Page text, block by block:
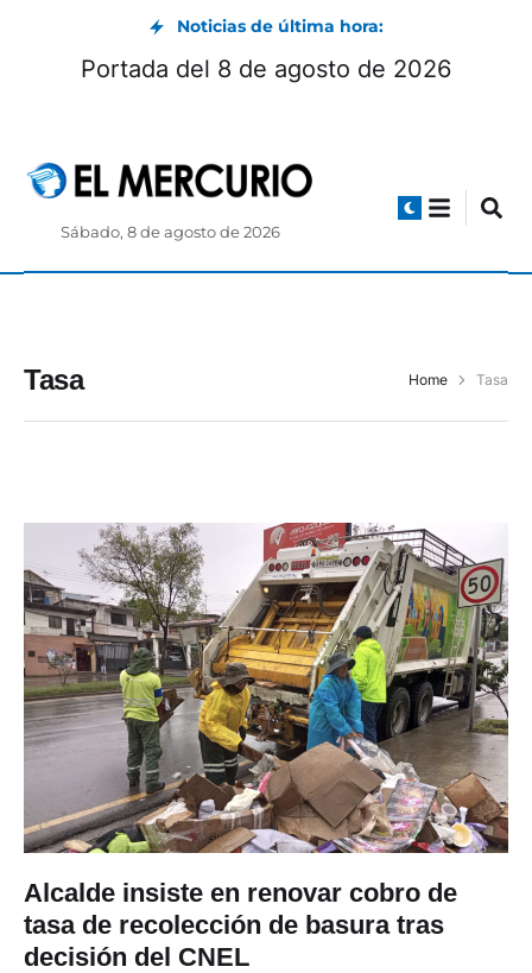
Noticias de última hora:
Portada del 8 de agosto de 2026
Sábado, 8 de agosto de 2026
Tasa Home Tasa
Alcalde insiste en renovar cobro de
tasa de recolección de basura tras
decisión del CNEL